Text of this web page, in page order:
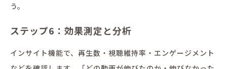
う。
ステップ6：効果測定と分析
インサイト機能で、再生数・視聴維持率・エンゲージメント